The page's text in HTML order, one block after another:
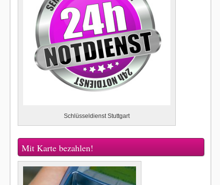
Schlüsseldienst Stuttgart
Mit Karte bezahlen!